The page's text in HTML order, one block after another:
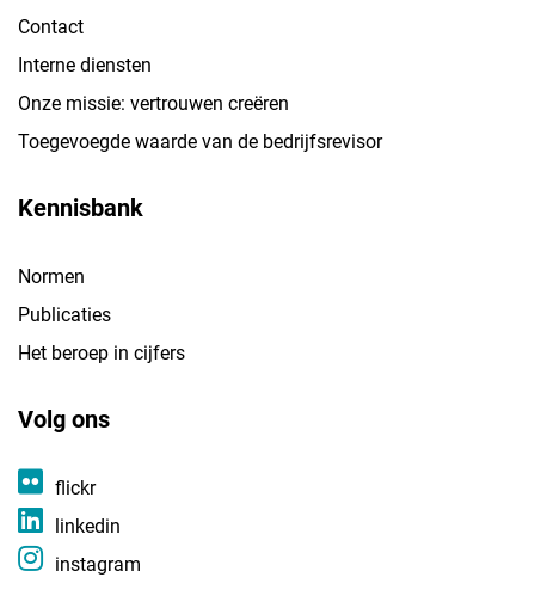
Contact
Interne diensten
Onze missie: vertrouwen creëren
Toegevoegde waarde van de bedrijfsrevisor
Kennisbank
Normen
Publicaties
Het beroep in cijfers
Volg ons
flickr
linkedin
instagram